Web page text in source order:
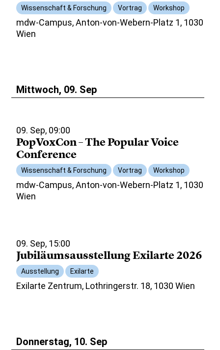
Wissenschaft & Forschung Vortrag Workshop
mdw-Campus, Anton-von-Webern-Platz 1, 1030
Wien
Mittwoch, 09. Sep
09. Sep, 09:00
PopVoxCon – The Popular Voice
Conference
Wissenschaft & Forschung Vortrag Workshop
mdw-Campus, Anton-von-Webern-Platz 1, 1030
Wien
09. Sep, 15:00
Jubiläumsausstellung Exilarte 2026
Ausstellung Exilarte
Exilarte Zentrum, Lothringerstr. 18, 1030 Wien
Donnerstag, 10. Sep